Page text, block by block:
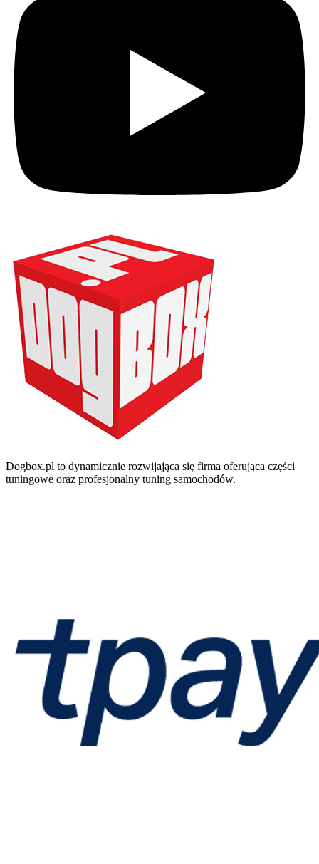
Dogbox.pl to dynamicznie rozwijająca się firma oferująca części
tuningowe oraz profesjonalny tuning samochodów.